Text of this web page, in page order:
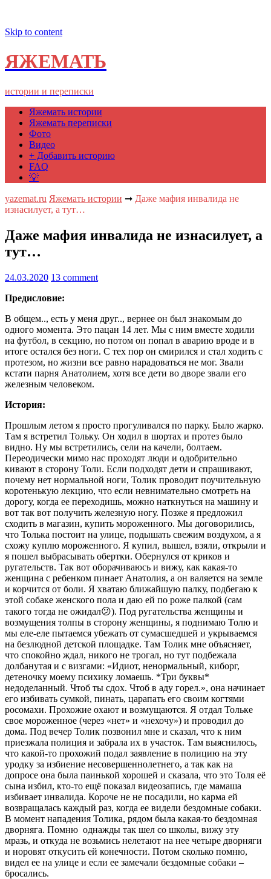
Skip to content
ЯЖЕМАТЬ
истории и переписки
Яжемать истории
Яжемать переписки
Фото
Видео
+ Добавить историю
FAQ
💡
yazemat.ru Яжемать истории ➞ Даже мафия инвалида не
изнасилует, а тут…
Даже мафия инвалида не изнасилует, а
тут…
24.03.2020 13 comment
Предисловие:
В общем.., есть у меня друг.., вернее он был знакомым до
одного момента. Это пацан 14 лет. Мы с ним вместе ходили
на футбол, в секцию, но потом он попал в аварию вроде и в
итоге остался без ноги. С тех пор он смирился и стал ходить с
протезом, но жизни все равно нарадоваться не мог. Звали
кстати парня Анатолием, хотя все дети во дворе звали его
железным человеком.
История:
Прошлым летом я просто прогуливался по парку. Было жарко.
Там я встретил Тольку. Он ходил в шортах и протез было
видно. Ну мы встретились, сели на качели, болтаем.
Переодически мимо нас проходят люди и одобрительно
кивают в сторону Толи. Если подходят дети и спрашивают,
почему нет нормальной ноги, Толик проводит поучительную
коротенькую лекцию, что если невнимательно смотреть на
дорогу, когда ее переходишь, можно наткнуться на машину и
вот так вот получить железную ногу. Позже я предложил
сходить в магазин, купить мороженного. Мы договорились,
что Толька постоит на улице, подышать свежим воздухом, а я
схожу куплю мороженного. Я купил, вышел, взяли, открыли и
я пошел выбрасывать обертки. Обернулся от криков и
ругательств. Так вот оборачиваюсь и вижу, как какая-то
женщина с ребенком пинает Анатолия, а он валяется на земле
и корчится от боли. Я хватаю ближайшую палку, подбегаю к
этой собаке женского пола и даю ей по роже палкой (сам
такого тогда не ожидал😕). Под ругательства женщины и
возмущения толпы в сторону женщины, я поднимаю Толю и
мы еле-еле пытаемся убежать от сумасшедшей и укрываемся
на безлюдной детской площадке. Там Толик мне объясняет,
что спокойно ждал, никого не трогал, но тут подбежала
долбанутая и с визгами: «Идиот, ненормальный, киборг,
детеночку моему психику ломаешь. *Три буквы*
недоделанный. Чтоб ты сдох. Чтоб в аду горел.», она начинает
его избивать сумкой, пинать, царапать его своим когтями
росомахи. Прохожие охают и возмущаются. Я отдал Тольке
свое мороженное (через «нет» и «нехочу») и проводил до
дома. Под вечер Толик позвонил мне и сказал, что к ним
приезжала полиция и забрала их в участок. Там выяснилось,
что какой-то прохожий подал заявление в полицию на эту
уродку за избиение несовершеннолетнего, а так как на
допросе она была паинькой хорошей и сказала, что это Толя её
сына избил, кто-то ещё показал видеозапись, где мамаша
избивает инвалида. Короче не не посадили, но карма ей
возвращалась каждый раз, когда ее видели бездомные собаки.
В момент нападения Толика, рядом была какая-то бездомная
дворняга. Помню однажды так шел со школы, вижу эту
мразь, и откуда не возьмись нелетают на нее четыре дворняги
и норовят откусить ей конечности. Потом сколько помню,
видел ее на улице и если ее замечали бездомные собаки –
бросались.